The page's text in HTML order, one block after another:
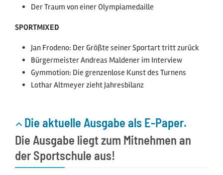
Der Traum von einer Olympiamedaille
SPORTMIXED
Jan Frodeno: Der Größte seiner Sportart tritt zurück
Bürgermeister Andreas Maldener im Interview
Gymmotion: Die grenzenlose Kunst des Turnens
Lothar Altmeyer zieht Jahresbilanz
Die aktuelle Ausgabe als E-Paper.
Die Ausgabe liegt zum Mitnehmen an
der Sportschule aus!